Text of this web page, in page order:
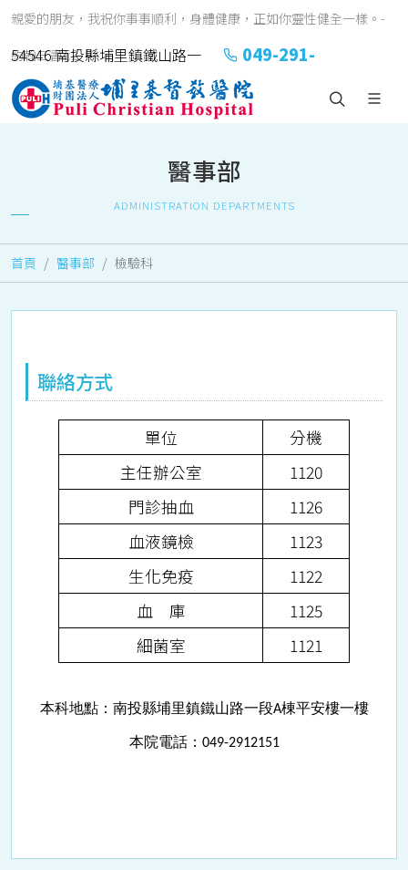
親愛的朋友，我祝你事事順利，身體健康，正如你靈性健全一樣。-
約翰三書1:2
54546 南投縣埔里鎮鐵山路一
號
049-291-
2151#2152
醫事部
ADMINISTRATION DEPARTMENTS
首頁 醫事部 檢驗科
聯絡方式
單位
分機
主任辦公室
1120
門診抽血
1126
血液鏡檢
1123
生化免疫
1122
血 庫
1125
細菌室
1121
本科地點：南投縣埔里鎮鐵山路一段A棟平安樓一樓
本院電話：049-2912151